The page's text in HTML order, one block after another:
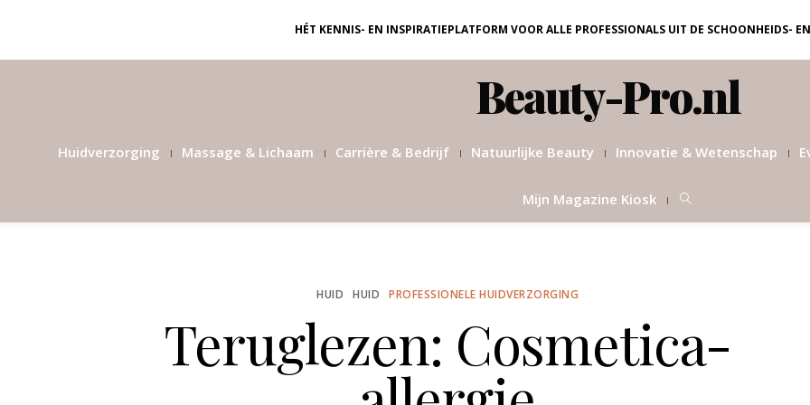
HÉT KENNIS- EN INSPIRATIEPLATFORM VOOR ALLE PROFESSIONALS UIT DE SCHOONHEIDS-
Beauty-Pro.nl
Huidverzorging Massage & Lichaam Carrière & Bedrijf Natuurlijke Beauty Innovatie & Wetenschap
Mijn Magazine Kiosk
HUID HUID PROFESSIONELE HUIDVERZORGING
Teruglezen: Cosmetica-